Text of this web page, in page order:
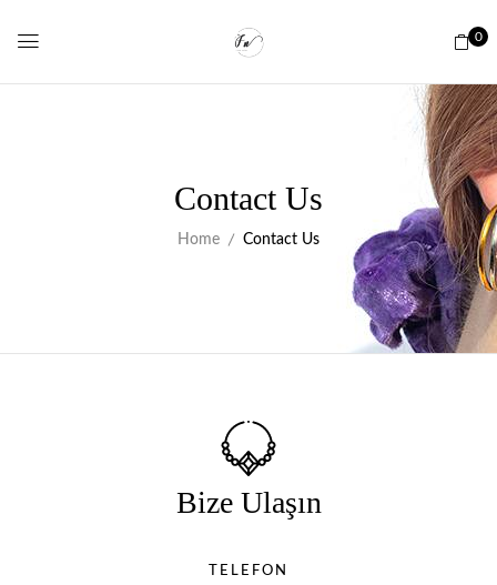
0
Contact Us
Home Contact Us
Bize Ulaşın
TELEFON